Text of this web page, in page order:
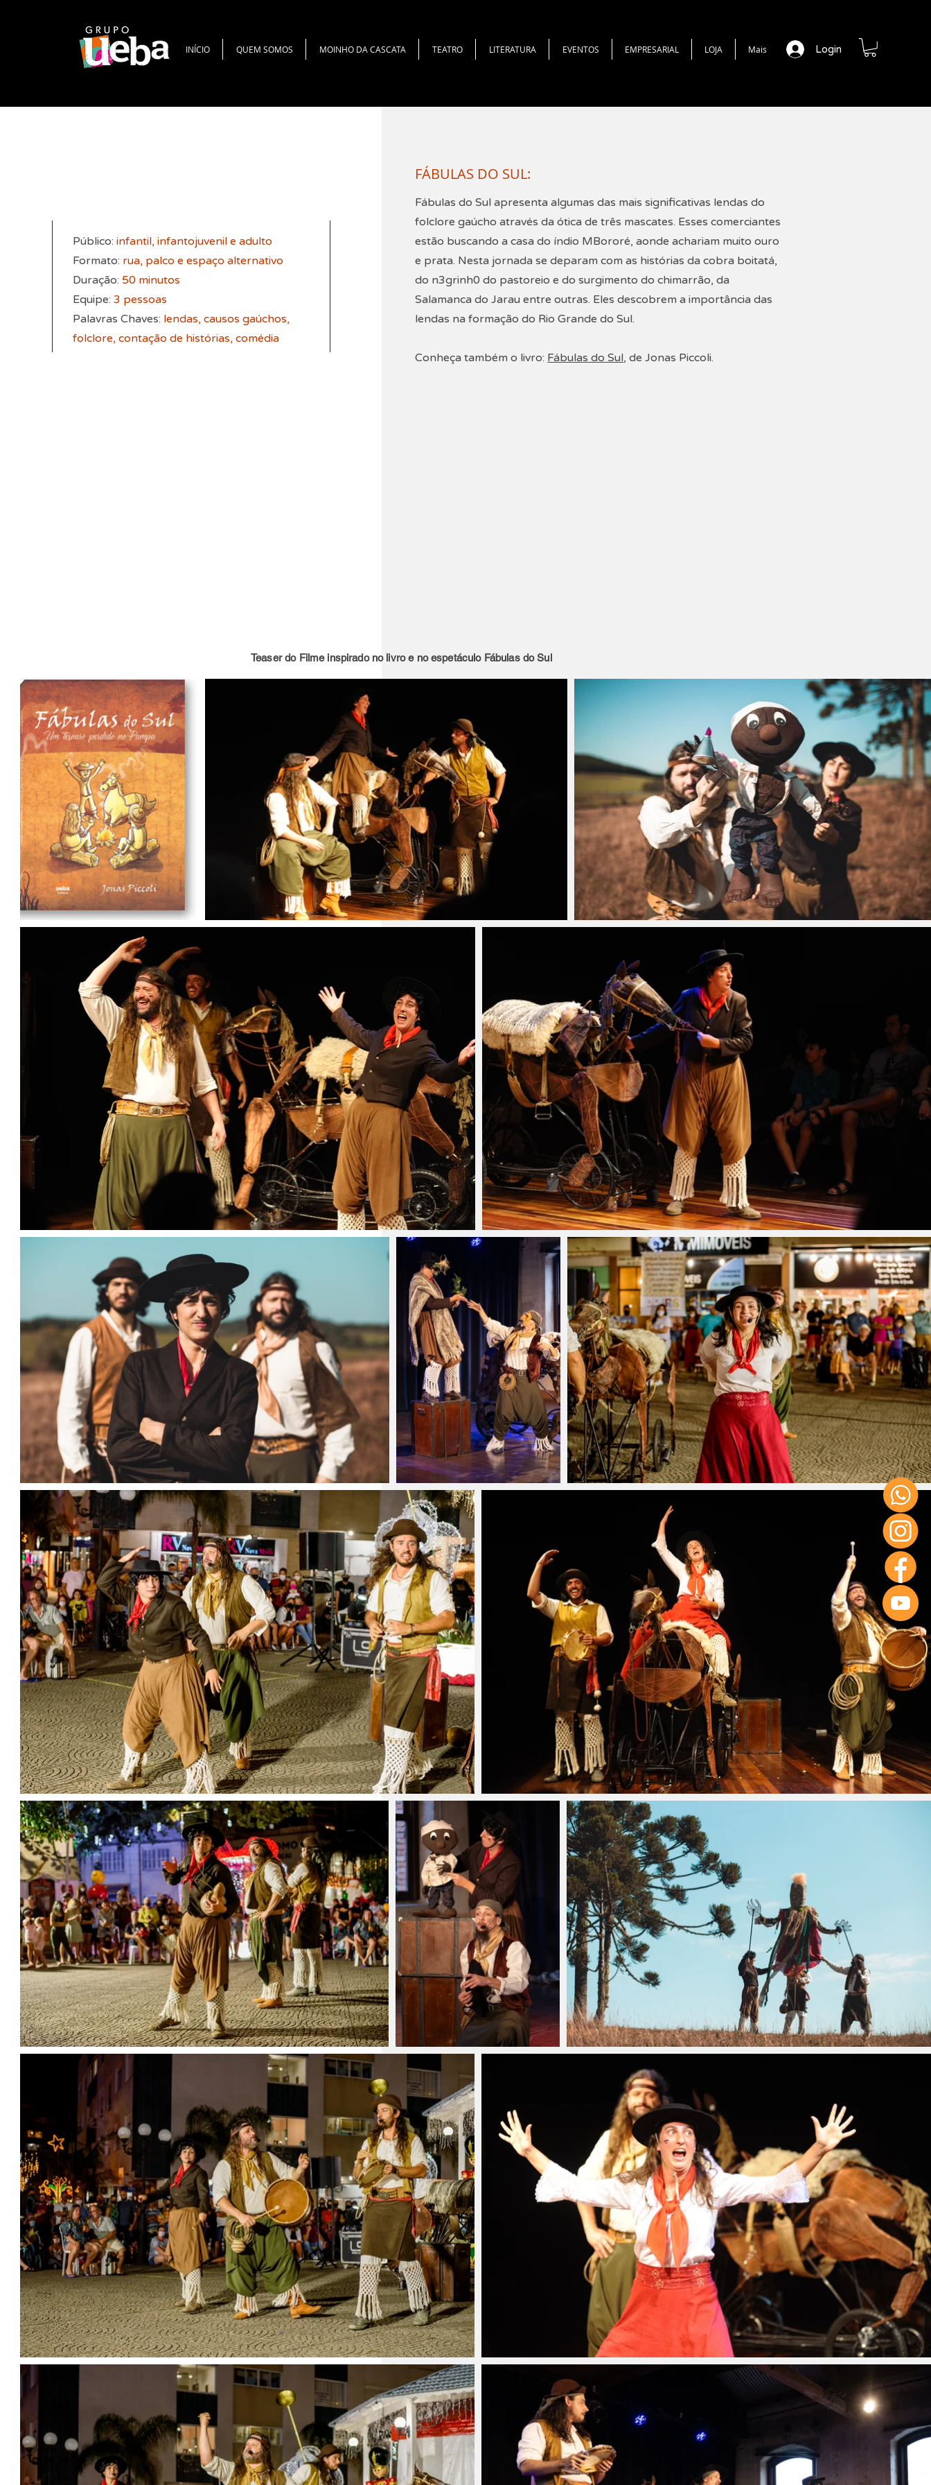
INÍCIO QUEM SOMOS MOINHO DA CASCATA TEATRO LITERATURA EVENTOS EMPRESARIAL LOJA Mais Login
Público: infantil, infantojuvenil e adulto
Formato: rua, palco e espaço alternativo
Duração: 50 minutos
Equipe: 3 pessoas
Palavras Chaves: lendas, causos gaúchos,
folclore, contação de histórias, comédia
FÁBULAS DO SUL:
Fábulas do Sul apresenta algumas das mais significativas lendas do
folclore gaúcho através da ótica de três mascates. Esses comerciantes
estão buscando a casa do índio MBororé, aonde achariam muito ouro
e prata. Nesta jornada se deparam com as histórias da cobra boitatá,
do n3grinh0 do pastoreio e do surgimento do chimarrão, da
Salamanca do Jarau entre outras. Eles descobrem a importância das
lendas na formação do Rio Grande do Sul.
Conheça também o livro: Fábulas do Sul, de Jonas Piccoli.
Teaser do Filme inspirado no livro e no espetáculo Fábulas do Sul